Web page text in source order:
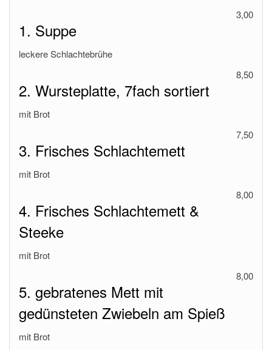
1. Suppe
3,00
leckere Schlachtebrühe
2. Wursteplatte, 7fach sortiert
8,50
mit Brot
3. Frisches Schlachtemett
7,50
mit Brot
4. Frisches Schlachtemett &
Steeke
8,00
mit Brot
5. gebratenes Mett mit
gedünsteten Zwiebeln am Spieß
8,00
mit Brot